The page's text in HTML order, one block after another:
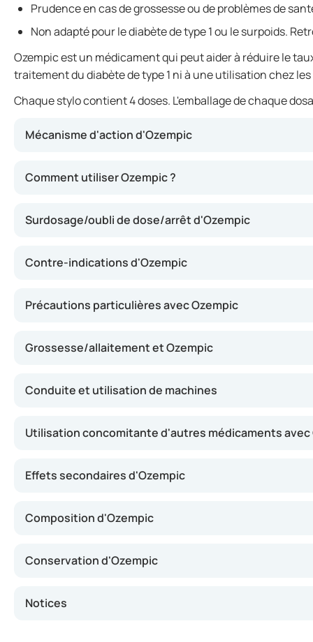
Prudence en cas de grossesse ou de problèmes de
Non adapté pour le diabète de type 1 ou le surpoids.
Ozempic est un médicament qui peut aider à réduire le
traitement du diabète de type 1 ni à une utilisation chez
Chaque stylo contient 4 doses. L'emballage de chaque
Mécanisme d'action d'Ozempic
Comment utiliser Ozempic ?
Surdosage/oubli de dose/arrêt d'Ozempic
Contre-indications d'Ozempic
Précautions particulières avec Ozempic
Grossesse/allaitement et Ozempic
Conduite et utilisation de machines
Utilisation concomitante d'autres médicaments avec
Effets secondaires d'Ozempic
Composition d'Ozempic
Conservation d'Ozempic
Notices